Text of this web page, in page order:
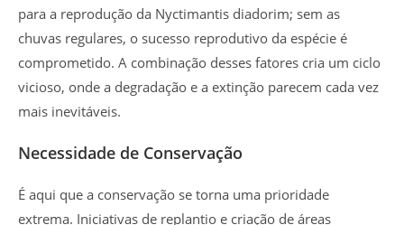
para a reprodução da Nyctimantis diadorim; sem as
chuvas regulares, o sucesso reprodutivo da espécie é
comprometido. A combinação desses fatores cria um ciclo
vicioso, onde a degradação e a extinção parecem cada vez
mais inevitáveis.
Necessidade de Conservação
É aqui que a conservação se torna uma prioridade
extrema. Iniciativas de replantio e criação de áreas